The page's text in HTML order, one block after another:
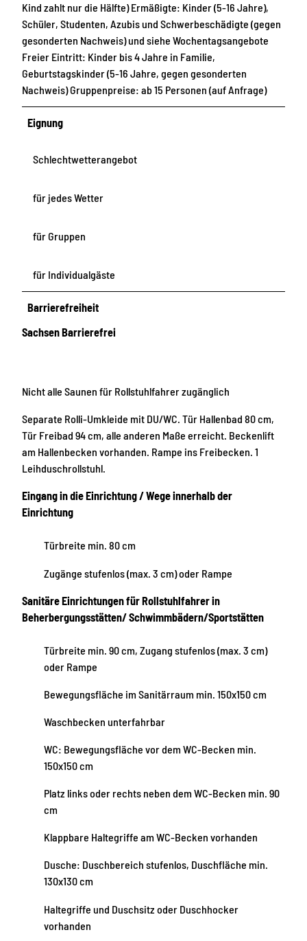
Kind zahlt nur die Hälfte) Ermäßigte: Kinder (5-16 Jahre),
Schüler, Studenten, Azubis und Schwerbeschädigte (gegen
gesonderten Nachweis) und siehe Wochentagsangebote
Freier Eintritt: Kinder bis 4 Jahre in Familie,
Geburtstagskinder (5-16 Jahre, gegen gesonderten
Nachweis) Gruppenpreise: ab 15 Personen (auf Anfrage)
Eignung
Schlechtwetterangebot
für jedes Wetter
für Gruppen
für Individualgäste
Barrierefreiheit
Sachsen Barrierefrei
Nicht alle Saunen für Rollstuhlfahrer zugänglich
Separate Rolli-Umkleide mit DU/WC. Tür Hallenbad 80 cm,
Tür Freibad 94 cm, alle anderen Maße erreicht. Beckenlift
am Hallenbecken vorhanden. Rampe ins Freibecken. 1
Leihduschrollstuhl.
Eingang in die Einrichtung / Wege innerhalb der
Einrichtung
Türbreite min. 80 cm
Zugänge stufenlos (max. 3 cm) oder Rampe
Sanitäre Einrichtungen für Rollstuhlfahrer in
Beherbergungsstätten/ Schwimmbädern/Sportstätten
Türbreite min. 90 cm, Zugang stufenlos (max. 3 cm)
oder Rampe
Bewegungsfläche im Sanitärraum min. 150x150 cm
Waschbecken unterfahrbar
WC: Bewegungsfläche vor dem WC-Becken min.
150x150 cm
Platz links oder rechts neben dem WC-Becken min. 90
cm
Klappbare Haltegriffe am WC-Becken vorhanden
Dusche: Duschbereich stufenlos, Duschfläche min.
130x130 cm
Haltegriffe und Duschsitz oder Duschhocker
vorhanden